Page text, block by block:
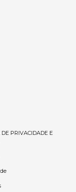
DE PRIVACIDADE E